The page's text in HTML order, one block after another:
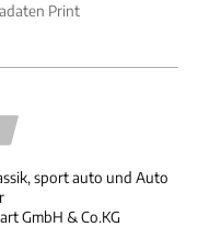
Print
sport auto und Auto
GmbH & Co.KG